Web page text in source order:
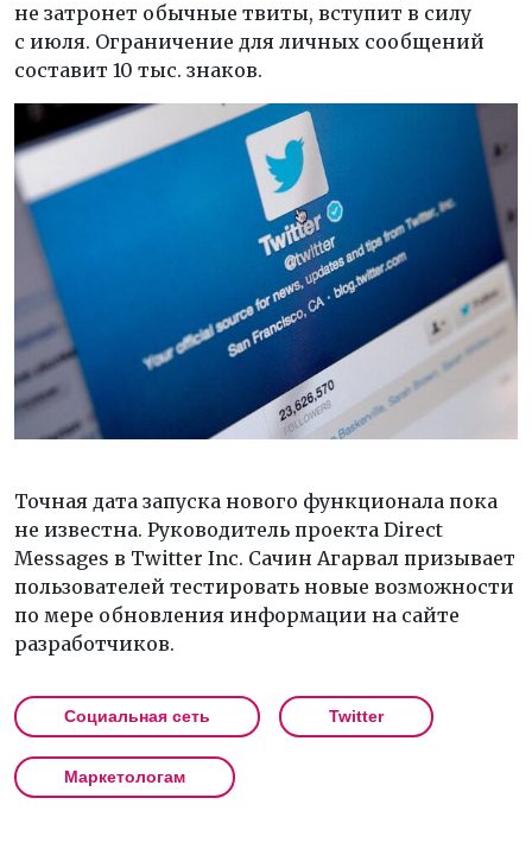
не затронет обычные твиты, вступит в силу
с июля. Ограничение для личных сообщений
составит 10 тыс. знаков.
Точная дата запуска нового функционала пока
не известна. Руководитель проекта Direct
Messages в Twitter Inc. Сачин Агарвал призывает
пользователей тестировать новые возможности
по мере обновления информации на сайте
разработчиков.
Социальная сеть Twitter
Маркетологам